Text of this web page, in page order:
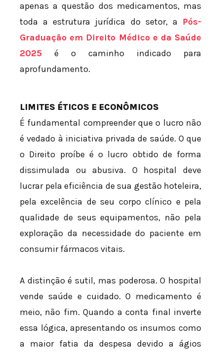
apenas a questão dos medicamentos, mas
toda a estrutura jurídica do setor, a Pós-
Graduação em Direito Médico e da Saúde
2025 é o caminho indicado para
aprofundamento.
LIMITES ÉTICOS E ECONÔMICOS
É fundamental compreender que o lucro não
é vedado à iniciativa privada de saúde. O que
o Direito proíbe é o lucro obtido de forma
dissimulada ou abusiva. O hospital deve
lucrar pela eficiência de sua gestão hoteleira,
pela excelência de seu corpo clínico e pela
qualidade de seus equipamentos, não pela
exploração da necessidade do paciente em
consumir fármacos vitais.
A distinção é sutil, mas poderosa. O hospital
vende saúde e cuidado. O medicamento é
meio, não fim. Quando a conta final inverte
essa lógica, apresentando os insumos como
a maior fatia da despesa devido a ágios